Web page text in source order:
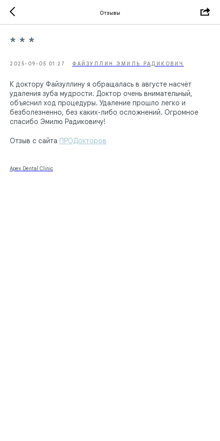
Отзывы
* * *
2025-09-05 01:27 ФАЙЗУЛЛИН ЭМИЛЬ РАДИКОВИЧ
К доктору Файзуллину я обращалась в августе насчёт
удаления зуба мудрости​. Доктор очень внимательный,
объяснил ход процедуры. Удаление прошло легко и
безболезненно, без каких-либо осложнений. Огромное
спасибо Эмилю Радиковичу!
Отзыв с сайта ПРОДокторов
Apex Dental Clinic